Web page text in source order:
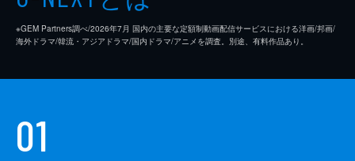
※GEM Partners調べ/2026年7⽉ 国内の主要な定額制動画配信サービスにおける洋画/邦画/
海外ドラマ/韓流・アジアドラマ/国内ドラマ/アニメを調査。別途、有料作品あり。
01